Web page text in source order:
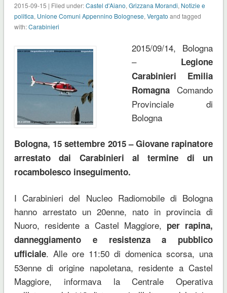
2015-09-15 | Filed under:Castel d'Aiano, Grizzana Morandi, Notizie e
politica, Unione Comuni Appennino Bolognese, Vergato and tagged
with:Carabinieri
2015/09/14, Bologna
–Legione
Carabinieri Emilia
RomagnaComando
Provinciale di
Bologna
Bologna, 15 settembre 2015 – Giovane rapinatore
arrestato dai Carabinieri al termine di un
rocambolesco inseguimento.
I Carabinieri del Nucleo Radiomobile di Bologna
hanno arrestato un 20enne, nato in provincia di
Nuoro, residente a Castel Maggiore, per rapina,
danneggiamento e resistenza a pubblico
ufficiale. Alle ore 11:50 di domenica scorsa, una
53enne di origine napoletana, residente a Castel
Maggiore, informava la Centrale Operativa